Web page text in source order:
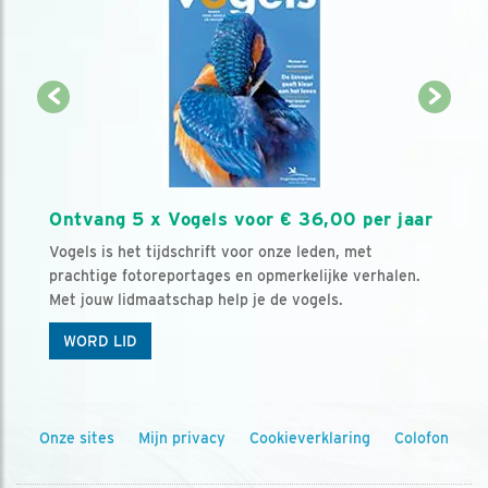
Ontvang 5 x Vogels voor € 36,00 per jaar
Vogels is het tijdschrift voor onze leden, met
prachtige fotoreportages en opmerkelijke verhalen.
Met jouw lidmaatschap help je de vogels.
WORD LID
Onze sites Mijn privacy Cookieverklaring Colofon